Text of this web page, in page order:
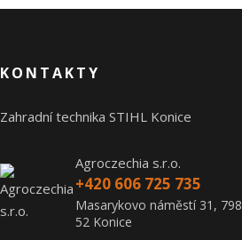
KONTAKTY
Zahradní technika STIHL Konice
Agroczechia s.r.o.
+420 606 725 735
Masarykovo náměstí 31, 798
52 Konice